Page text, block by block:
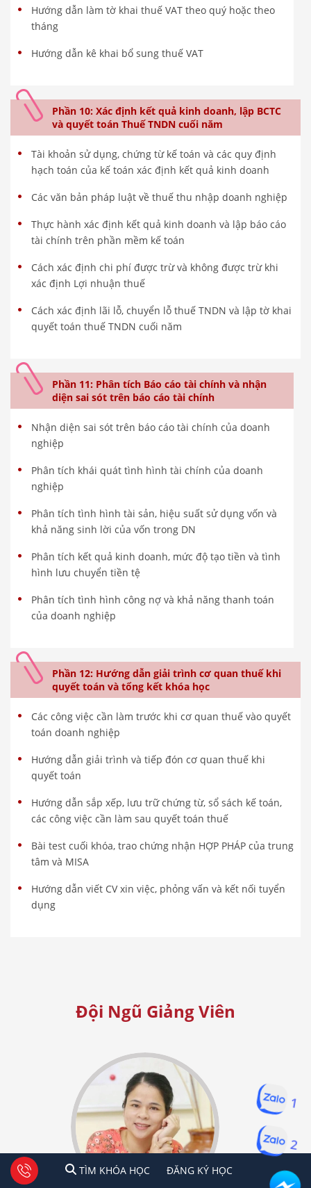
Hướng dẫn làm tờ khai thuế VAT theo quý hoặc theo
tháng
Hướng dẫn kê khai bổ sung thuế VAT
Phần 10: Xác định kết quả kinh doanh, lập BCTC
và quyết toán Thuế TNDN cuối năm
Tài khoản sử dụng, chứng từ kế toán và các quy định
hạch toán của kế toán xác định kết quả kinh doanh
Các văn bản pháp luật về thuế thu nhập doanh nghiệp
Thực hành xác định kết quả kinh doanh và lập báo cáo
tài chính trên phần mềm kế toán
Cách xác định chi phí được trừ và không được trừ khi
xác định Lợi nhuận thuế
Cách xác định lãi lỗ, chuyển lỗ thuế TNDN và lập tờ khai
quyết toán thuế TNDN cuối năm
Phần 11: Phân tích Báo cáo tài chính và nhận
diện sai sót trên báo cáo tài chính
Nhận diện sai sót trên báo cáo tài chính của doanh
nghiệp
Phân tích khái quát tình hình tài chính của doanh
nghiệp
Phân tích tình hình tài sản, hiệu suất sử dụng vốn và
khả năng sinh lời của vốn trong DN
Phân tích kết quả kinh doanh, mức độ tạo tiền và tình
hình lưu chuyển tiền tệ
Phân tích tình hình công nợ và khả năng thanh toán
của doanh nghiệp
Phần 12: Hướng dẫn giải trình cơ quan thuế khi
quyết toán và tổng kết khóa học
Các công việc cần làm trước khi cơ quan thuế vào quyết
toán doanh nghiệp
Hướng dẫn giải trình và tiếp đón cơ quan thuế khi
quyết toán
Hướng dẫn sắp xếp, lưu trữ chứng từ, sổ sách kế toán,
các công việc cần làm sau quyết toán thuế
Bài test cuối khóa, trao chứng nhận HỢP PHÁP của trung
tâm và MISA
Hướng dẫn viết CV xin việc, phỏng vấn và kết nối tuyển
dụng
Đội Ngũ Giảng Viên
TÌM KHÓA HỌC ĐĂNG KÍ HỌC
1 2 Tư vấn facebook
TÌM KHÓA HỌC ĐĂNG KÝ HỌC
1
2